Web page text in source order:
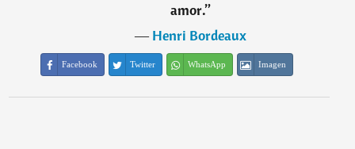
amor.”
―Henri Bordeaux
Facebook Twitter WhatsApp Imagen